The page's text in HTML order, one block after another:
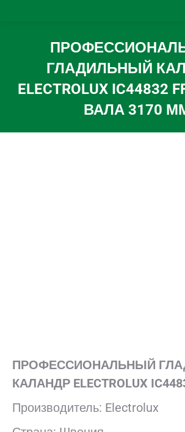
ГЛАДИЛЬНЫЙ
ELECTROLUX IC44832
ВАЛА 3170
Вы
ПРОФЕССИОНАЛЬНЫЙ
КАЛАНДР ELECTROLUX
Производитель: Electrolux